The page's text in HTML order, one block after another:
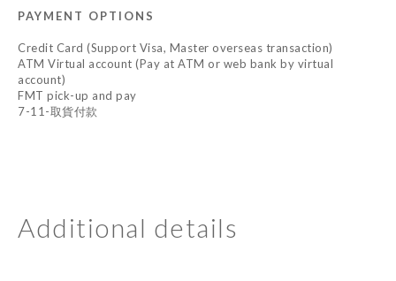
PAYMENT OPTIONS
Credit Card (Support Visa, Master overseas transaction)
ATM Virtual account (Pay at ATM or web bank by virtual
account)
FMT pick-up and pay
7-11-取貨付款
Additional details